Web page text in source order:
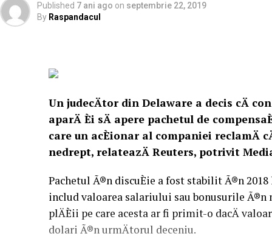
Published 7 ani ago on septembrie 22, 2019
By Raspandacul
Un judecÄtor din Delaware a decis cÄ
aparÄ Èi sÄ apere pachetul de
care un acÈionar al companiei reclamÄ
nedrept, relateazÄ Reuters, potrivit
Pachetul Ã®n discuÈie a fost stabilit Ã®n
includ valoarea salariului sau bonusurile
plÄÈii pe care acesta ar fi primit-o dacÄ
dolari Ã®n urmÄtorul deceniu.